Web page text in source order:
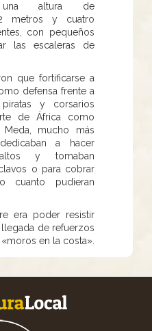
una altura de
metros y cuatro
con pequeños
las escaleras de
que fortificarse a
defensa frente a
y corsarios
de África como
mucho más
a hacer
y tomaban
o para cobrar
cuanto pudieran
era poder resistir
de refuerzos
en la costa».